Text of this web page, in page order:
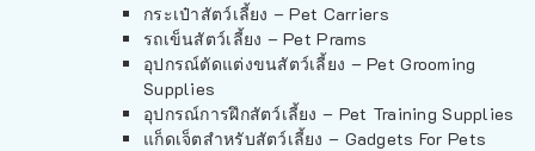
กระเป๋าสัตว์เลี้ยง – Pet Carriers
รถเข็นสัตว์เลี้ยง – Pet Prams
อุปกรณ์ตัดแต่งขนสัตว์เลี้ยง – Pet Grooming
Supplies
อุปกรณ์การฝึกสัตว์เลี้ยง – Pet Training Supplies
แก็ดเจ็ตสำหรับสัตว์เลี้ยง – Gadgets For Pets